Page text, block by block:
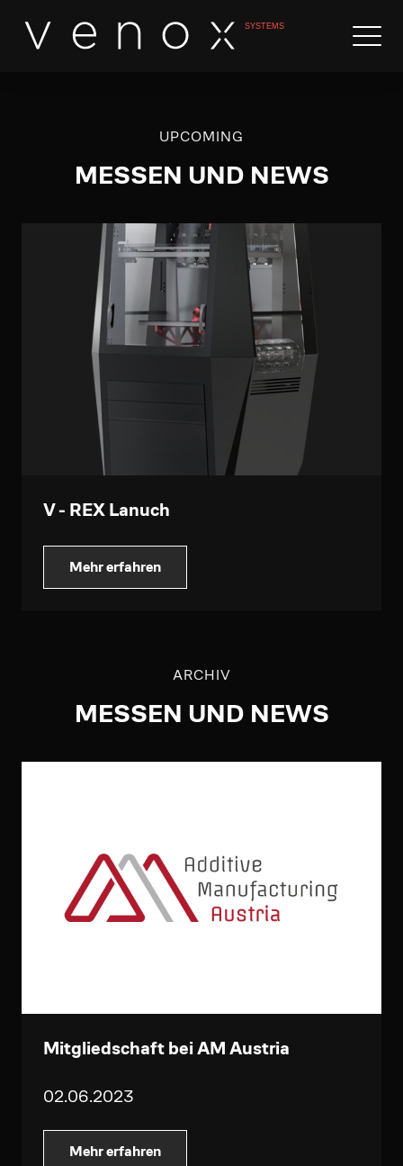
UPCOMING
MESSEN UND NEWS
V - REX Lanuch
Mehr erfahren
ARCHIV
MESSEN UND NEWS
Mitgliedschaft bei AM Austria
02.06.2023
Mehr erfahren